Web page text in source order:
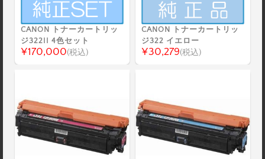
CANON トナーカートリッ
ジ322II 4色セット
¥170,000(税込)
CANON トナーカートリッ
ジ322 イエロー
¥30,279(税込)